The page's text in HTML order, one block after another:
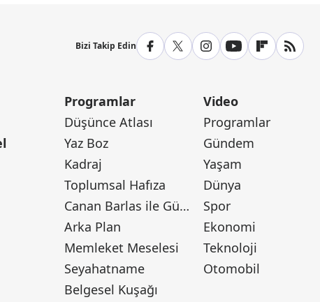
Bizi Takip Edin
Programlar
Düşünce Atlası
Yaz Boz
Kadraj
Toplumsal Hafıza
Canan Barlas ile Gündem
Arka Plan
Memleket Meselesi
Seyahatname
Belgesel Kuşağı
Video
Programlar
Gündem
Yaşam
Dünya
Spor
Ekonomi
Teknoloji
Otomobil